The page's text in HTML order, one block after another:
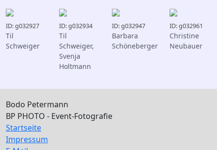
ID: g032927
Til
Schweiger
ID: g032934
Til
Schweiger,
Svenja
Holtmann
ID: g032947
Barbara
Schöneberger
ID: g032961
Christine
Neubauer
Bodo Petermann
BP PHOTO - Event-Fotografie
Startseite
Impressum